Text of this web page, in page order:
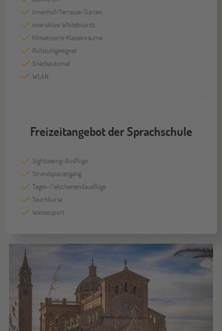
Innenhof/Terrasse/Garten
interaktive Whiteboards
klimatisierte Klassenräume
Rollstuhlgeeignet
Snackautomat
WLAN
Freizeitangebot der Sprachschule
Sightseeing-Ausflüge
Strandspaziergang
Tages-/Wochenendausflüge
Tauchkurse
Wassersport